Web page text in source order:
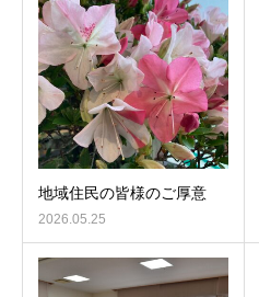
地域住民の皆様のご厚意
2026.05.25